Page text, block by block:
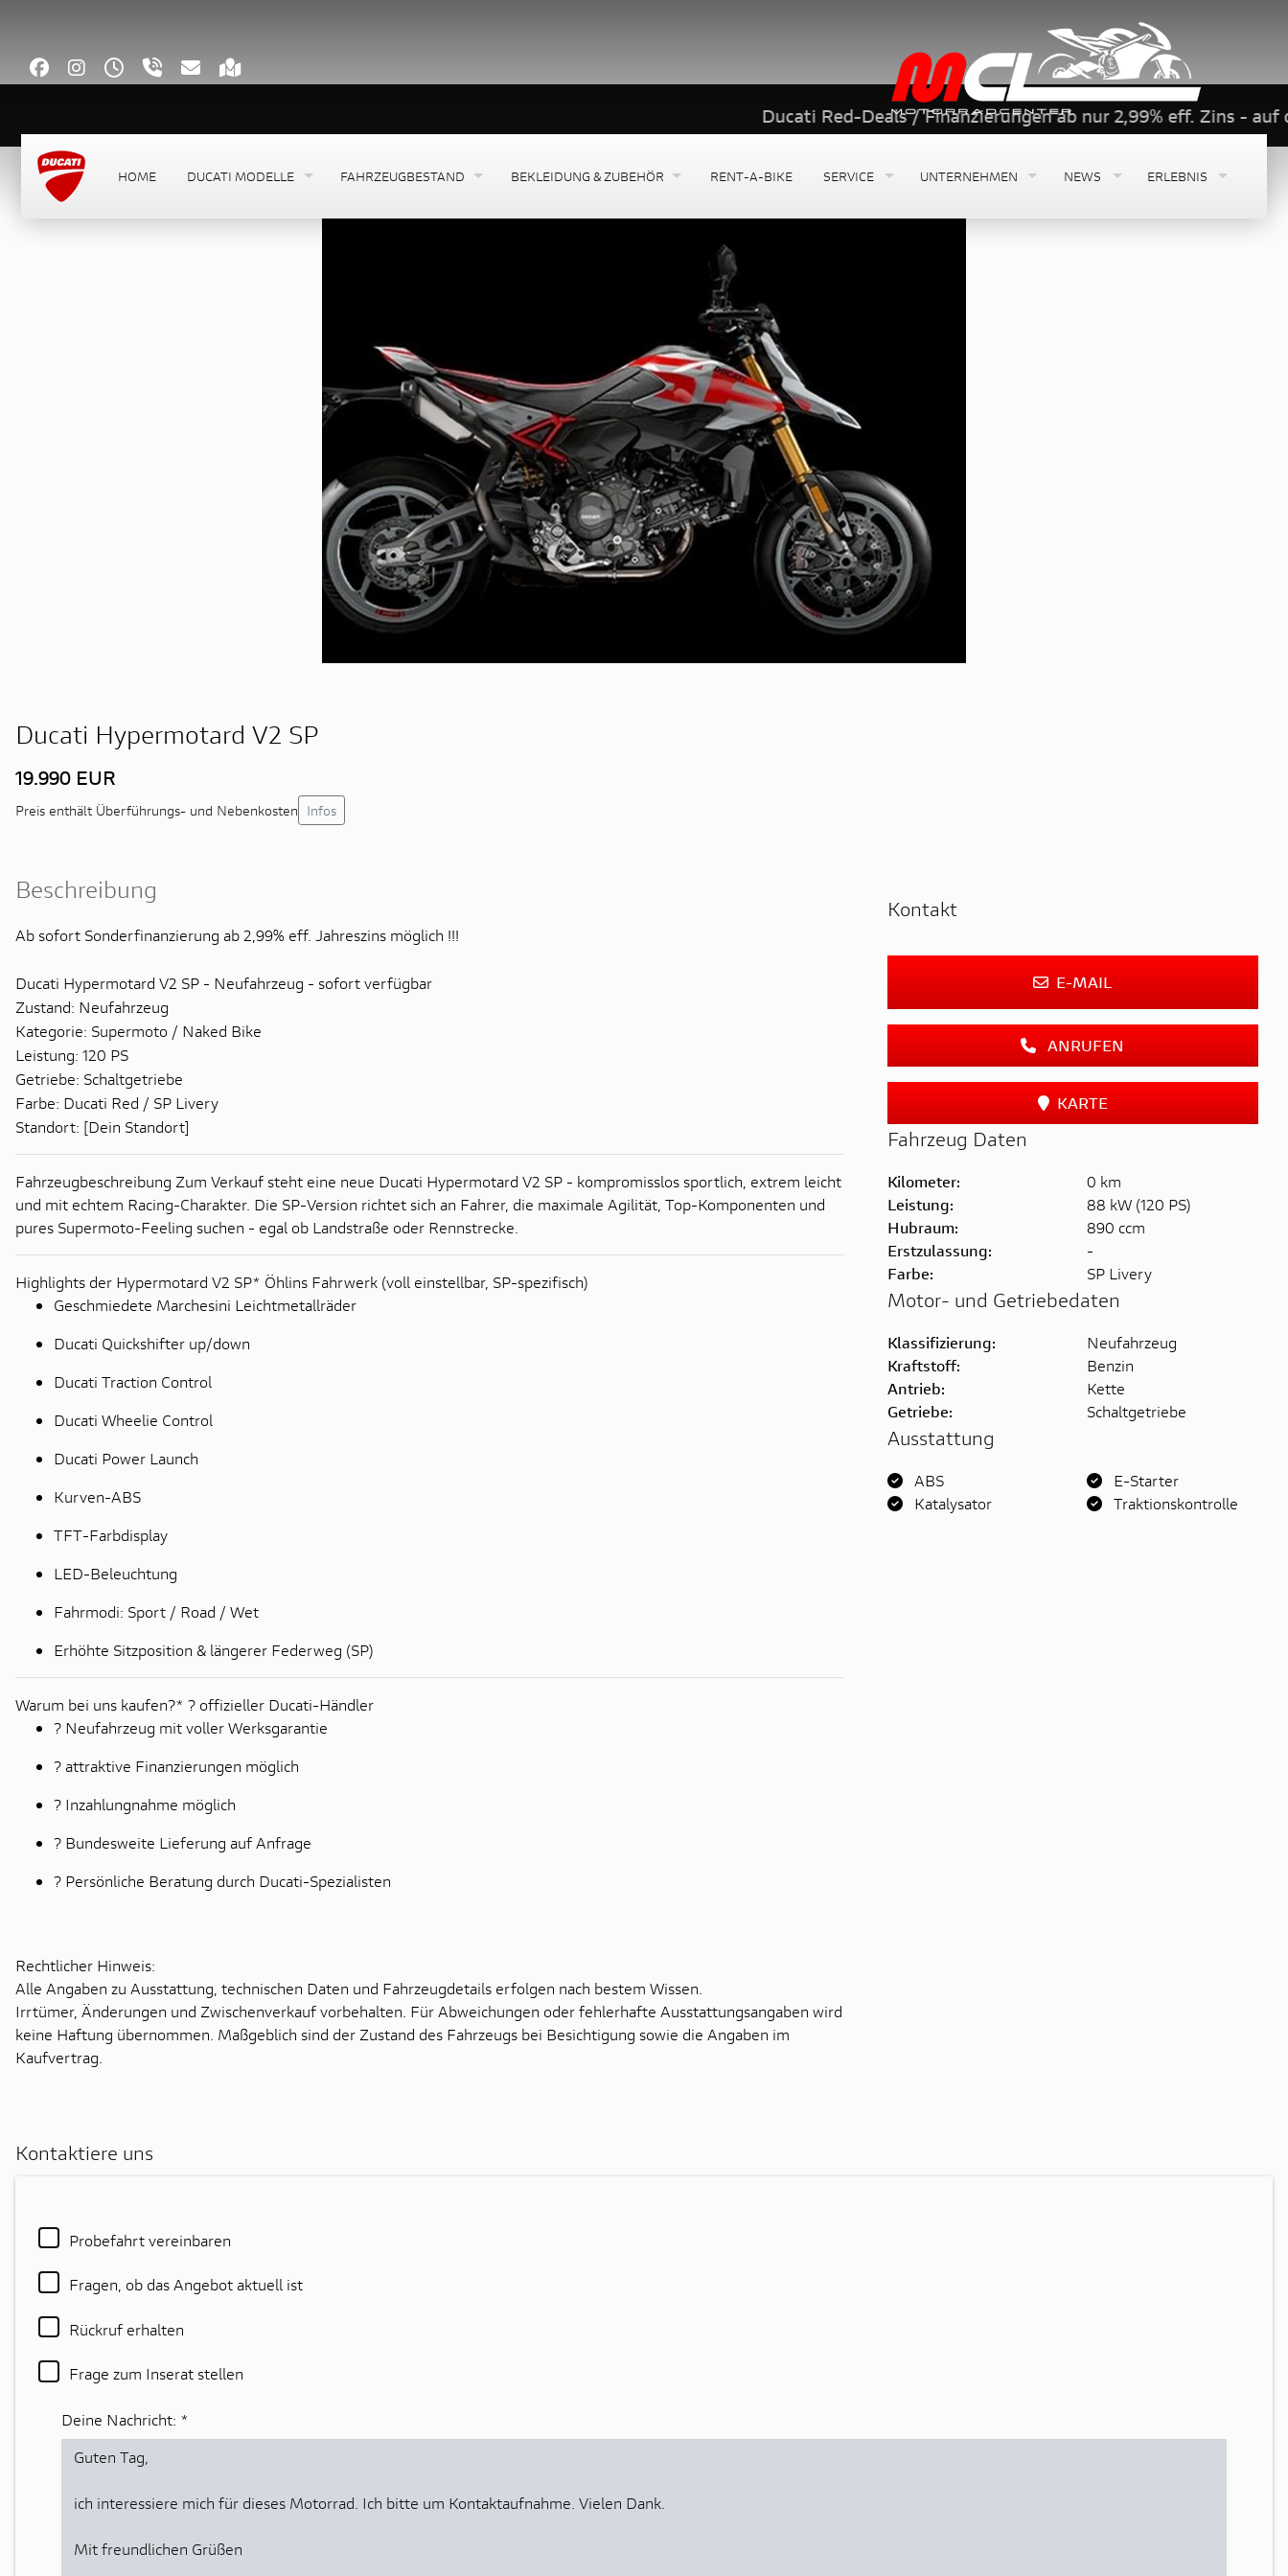
HOME DUCATI MODELLE FAHRZEUGBESTAND BEKLEIDUNG & ZUBEHÖR RENT-A-BIKE SERVICE UNTERNEHMEN NEWS ERLEBNIS
Ducati Red-Deals / Finanzierungen ab nur 2,99% eff. Zins - auf deine neue
Ducati Hypermotard V2 SP
19.990 EUR
Preis enthält Überführungs- und Nebenkosten Infos
Beschreibung
Ab sofort Sonderfinanzierung ab 2,99% eff. Jahreszins möglich !!!
Ducati Hypermotard V2 SP - Neufahrzeug - sofort verfügbar
Zustand: Neufahrzeug
Kategorie: Supermoto / Naked Bike
Leistung: 120 PS
Getriebe: Schaltgetriebe
Farbe: Ducati Red / SP Livery
Standort: [Dein Standort]
Fahrzeugbeschreibung Zum Verkauf steht eine neue Ducati Hypermotard V2 SP - kompromisslos sportlich, extrem leicht
und mit echtem Racing-Charakter. Die SP-Version richtet sich an Fahrer, die maximale Agilität, Top-Komponenten und
pures Supermoto-Feeling suchen - egal ob Landstraße oder Rennstrecke.
Highlights der Hypermotard V2 SP* Öhlins Fahrwerk (voll einstellbar, SP-spezifisch)
Geschmiedete Marchesini Leichtmetallräder
Ducati Quickshifter up/down
Ducati Traction Control
Ducati Wheelie Control
Ducati Power Launch
Kurven-ABS
TFT-Farbdisplay
LED-Beleuchtung
Fahrmodi: Sport / Road / Wet
Erhöhte Sitzposition & längerer Federweg (SP)
Warum bei uns kaufen?* ? offizieller Ducati-Händler
? Neufahrzeug mit voller Werksgarantie
? attraktive Finanzierungen möglich
? Inzahlungnahme möglich
? Bundesweite Lieferung auf Anfrage
? Persönliche Beratung durch Ducati-Spezialisten
Rechtlicher Hinweis:
Alle Angaben zu Ausstattung, technischen Daten und Fahrzeugdetails erfolgen nach bestem Wissen.
Irrtümer, Änderungen und Zwischenverkauf vorbehalten. Für Abweichungen oder fehlerhafte Ausstattungsangaben wird
keine Haftung übernommen. Maßgeblich sind der Zustand des Fahrzeugs bei Besichtigung sowie die Angaben im
Kaufvertrag.
Kontakt
E-MAIL
ANRUFEN
KARTE
Fahrzeug Daten
Kilometer:
0 km
Leistung:
88 kW (120 PS)
Hubraum:
890 ccm
Erstzulassung:
-
Farbe:
SP Livery
Motor- und Getriebedaten
Klassifizierung:
Neufahrzeug
Kraftstoff:
Benzin
Antrieb:
Kette
Getriebe:
Schaltgetriebe
Ausstattung
ABS
E-Starter
Katalysator
Traktionskontrolle
Kontaktiere uns
Probefahrt vereinbaren
Fragen, ob das Angebot aktuell ist
Rückruf erhalten
Frage zum Inserat stellen
Deine Nachricht: *